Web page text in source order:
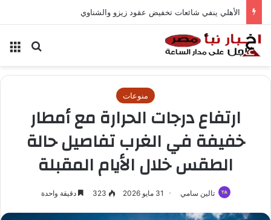
الأهلي ينفي شائعات تخفيض عقود زيزو والشناوي
بحث
منوعات
ارتفاع درجات الحرارة مع أمطار
خفيفة في الغرب تفاصيل حالة
الطقس خلال الأيام المقبلة
تالين سامي 31 مايو 2026 323 دقيقة واحدة